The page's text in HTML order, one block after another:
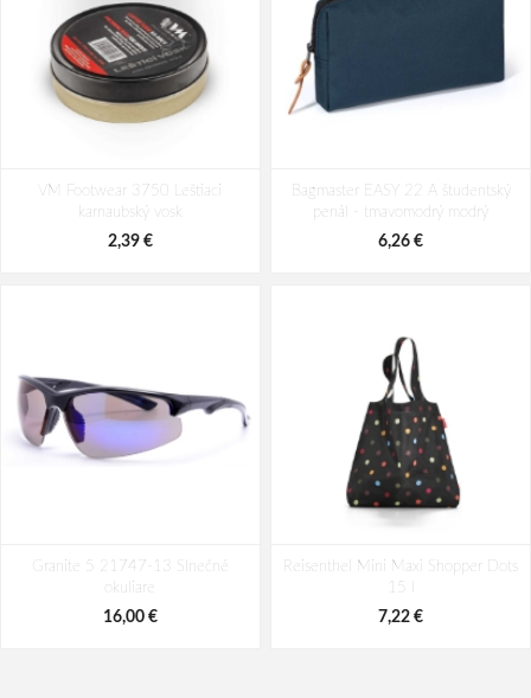
STAR růžové
22,22 €
HEART růžové
22,97 €
VM Footwear 3750 Leštiaci
karnaubský vosk
2,39 €
Bagmaster EASY 22 A študentský
penál - tmavomodrý modrý
6,26 €
Granite 5 21747-13 Slnečné
okuliare
16,00 €
Reisenthel Mini Maxi Shopper Dots
15 l
7,22 €